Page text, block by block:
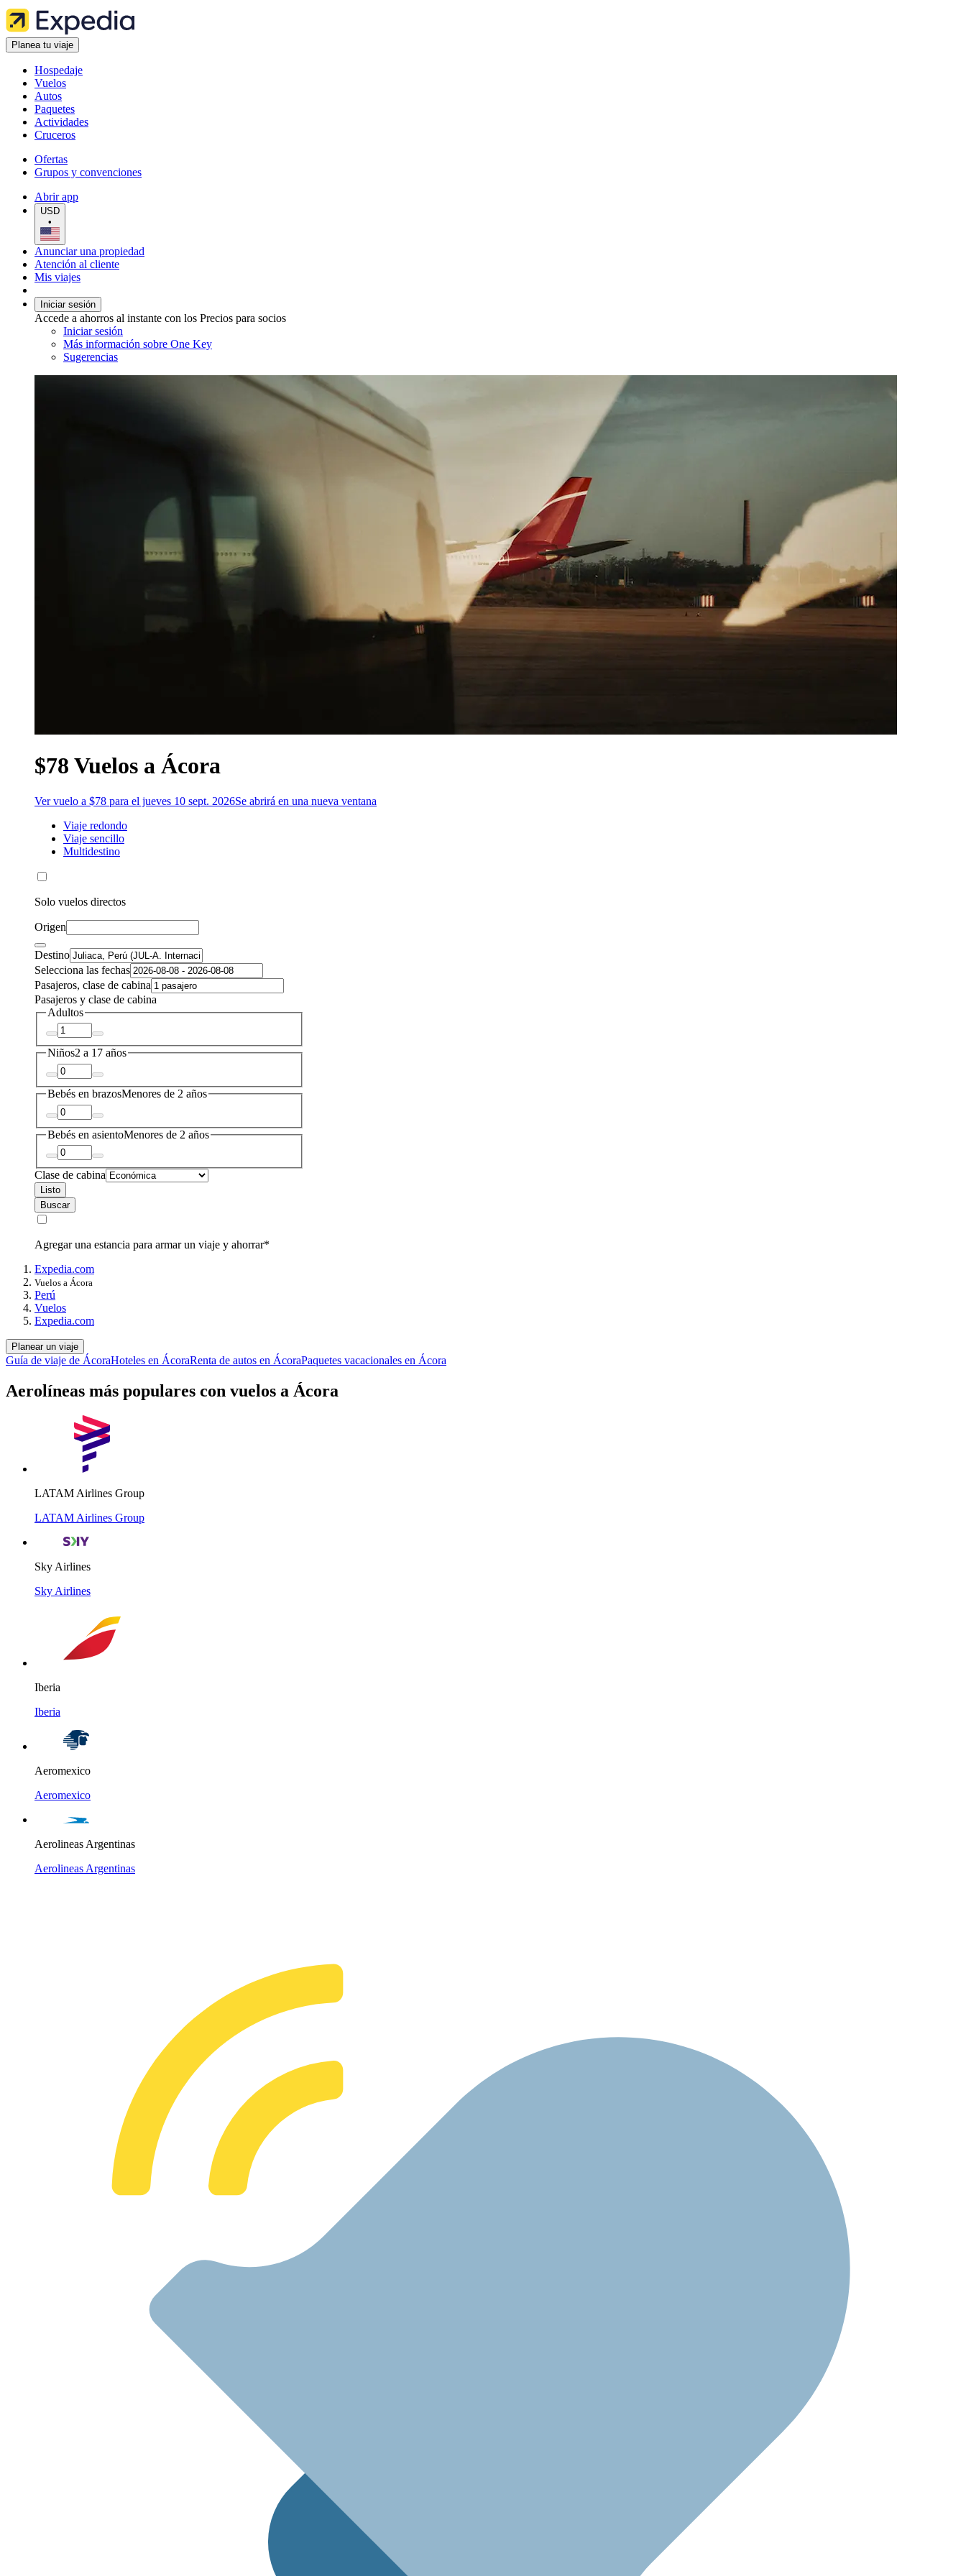
Planea tu viaje
Hospedaje
Vuelos
Autos
Paquetes
Actividades
Cruceros
Ofertas
Grupos y convenciones
Abrir app
USD
•
Anunciar una propiedad
Atención al cliente
Mis viajes
Iniciar sesión
Accede a ahorros al instante con los Precios para socios
Iniciar sesión
Más información sobre One Key
Sugerencias
$78 Vuelos a Ácora
Ver vuelo a $78 para el jueves 10 sept. 2026Se abrirá en una nueva ventana
Viaje redondo
Viaje sencillo
Multidestino
Solo vuelos directos
Origen
Destino
Selecciona las fechas
Pasajeros, clase de cabina
Pasajeros y clase de cabina
Adultos
Niños2 a 17 años
Bebés en brazosMenores de 2 años
Bebés en asientoMenores de 2 años
Clase de cabina
Listo
Buscar
Agregar una estancia para armar un viaje y ahorrar*
Expedia.com
Vuelos a Ácora
Perú
Vuelos
Expedia.com
Planear un viaje
Guía de viaje de ÁcoraHoteles en ÁcoraRenta de autos en ÁcoraPaquetes vacacionales en Ácora
Aerolíneas más populares con vuelos a Ácora
LATAM Airlines Group
LATAM Airlines Group
Sky Airlines
Sky Airlines
Iberia
Iberia
Aeromexico
Aeromexico
Aerolineas Argentinas
Aerolineas Argentinas